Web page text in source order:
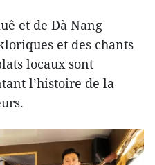
et de Dà Nang
et des chants
locaux sont
l’histoire de la